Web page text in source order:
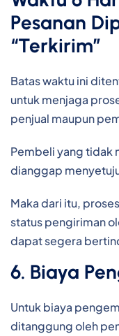
Pesanan
“Terkirim”
Batas waktu ini
untuk menjaga
penjual maupun
Pembeli yang tidak
dianggap
Maka dari itu,
status pengiriman
dapat segera
6. Biaya
Untuk biaya
ditanggung oleh